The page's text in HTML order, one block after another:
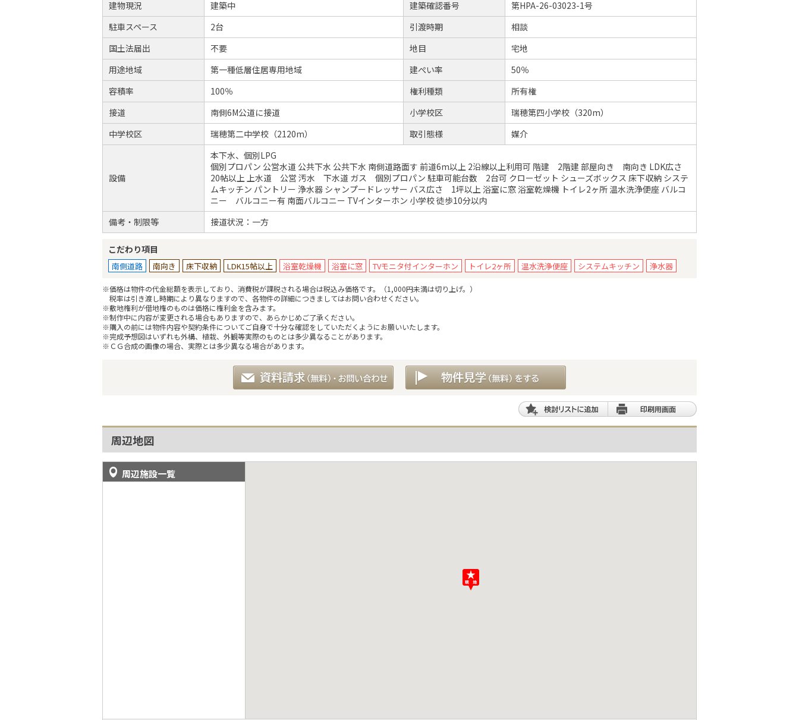
建物現況
建築中 建築確認番号
第HPA-26-03023-1号
駐車スペース
2台 引渡時期
相談
国土法届出
不要 地目
宅地
用途地域
第一種低層住居専用地域 建ぺい率
50％
容積率
100％ 権利種類
所有権
接道
南側6M公道に接道 小学校区
瑞穂第四小学校（320m）
中学校区
瑞穂第二中学校（2120m） 取引態様 媒介
設備
本下水、個別LPG
個別プロパン 公営水道 公共下水 公共下水 南側道路面す 前道6m以上 2沿線以上利用可 階建 2階建 部屋向き 南向き LDK広さ
20帖以上 上水道 公営 汚水 下水道 ガス 個別プロパン 駐車可能台数 2台可 クローゼット シューズボックス 床下収納 システ
ムキッチン パントリー 浄水器 シャンプードレッサー バス広さ 1坪以上 浴室に窓 浴室乾燥機 トイレ2ヶ所 温水洗浄便座 バルコ
ニー バルコニー有 南面バルコニー TVインターホン 小学校 徒歩10分以内
備考・制限等
接道状況：一方
こだわり項目
南側道路 南向き 床下収納 LDK15帖以上 浴室乾燥機 浴室に窓 TVモニタ付インターホン トイレ2ヶ所 温水洗浄便座 システムキッチン 浄水器
※価格は物件の代金総額を表示しており、消費税が課税される場合は税込み価格です。（1,000円未満は切り上げ。）
税率は引き渡し時期により異なりますので、各物件の詳細につきましてはお問い合わせください。
※敷地権利が借地権のものは価格に権利金を含みます。
※制作中に内容が変更される場合もありますので、あらかじめご了承ください。
※購入の前には物件内容や契約条件についてご自身で十分な確認をしていただくようにお願いいたします。
※完成予想図はいずれも外構、植栽、外観等実際のものとは多少異なることがあります。
※ＣＧ合成の画像の場合、実際とは多少異なる場合があります。
周辺地図
周辺施設一覧